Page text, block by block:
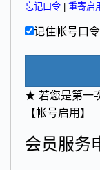
忘记口令 重寄启
记住帐号口令
★ 若您是第一
【帐号启用】
会员服务